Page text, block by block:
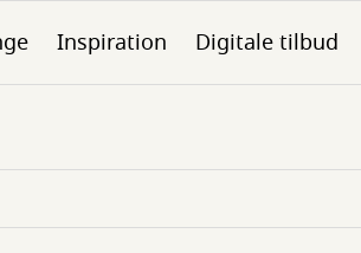
Inspiration Digitale tilbud